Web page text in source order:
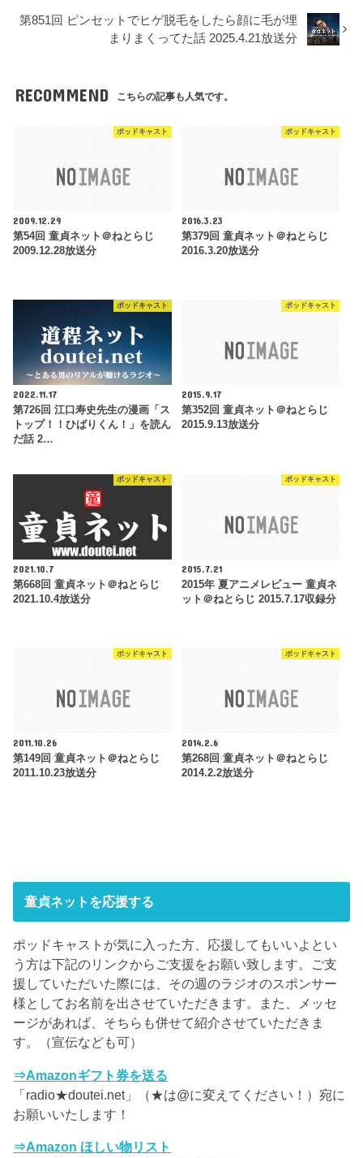
第851回 ピンセットでヒゲ脱毛をしたら顔に毛が埋
まりまくってた話 2025.4.21放送分
RECOMMEND こちらの記事も人気です。
ポッドキャスト
2009.12.29
第54回 童貞ネット＠ねとらじ
2009.12.28放送分
ポッドキャスト
2016.3.23
第379回 童貞ネット＠ねとらじ
2016.3.20放送分
ポッドキャスト
2022.11.17
第726回 江口寿史先生の漫画「ス
トップ！！ひばりくん！」を読ん
だ話 2…
ポッドキャスト
2015.9.17
第352回 童貞ネット＠ねとらじ
2015.9.13放送分
ポッドキャスト
2021.10.7
第668回 童貞ネット＠ねとらじ
2021.10.4放送分
ポッドキャスト
2015.7.21
2015年 夏アニメレビュー 童貞ネ
ット＠ねとらじ 2015.7.17収録分
ポッドキャスト
2011.10.26
第149回 童貞ネット＠ねとらじ
2011.10.23放送分
ポッドキャスト
2014.2.6
第268回 童貞ネット＠ねとらじ
2014.2.2放送分
童貞ネットを応援する
ポッドキャストが気に入った方、応援してもいいよとい
う方は下記のリンクからご支援をお願い致します。ご支
援していただいた際には、その週のラジオのスポンサー
様としてお名前を出させていただきます。また、メッセ
ージがあれば、そちらも併せて紹介させていただきま
す。（宣伝なども可）
⇒Amazonギフト券を送る
「radio★doutei.net」（★は@に変えてください！）宛に
お願いいたします！
⇒Amazon ほしい物リスト